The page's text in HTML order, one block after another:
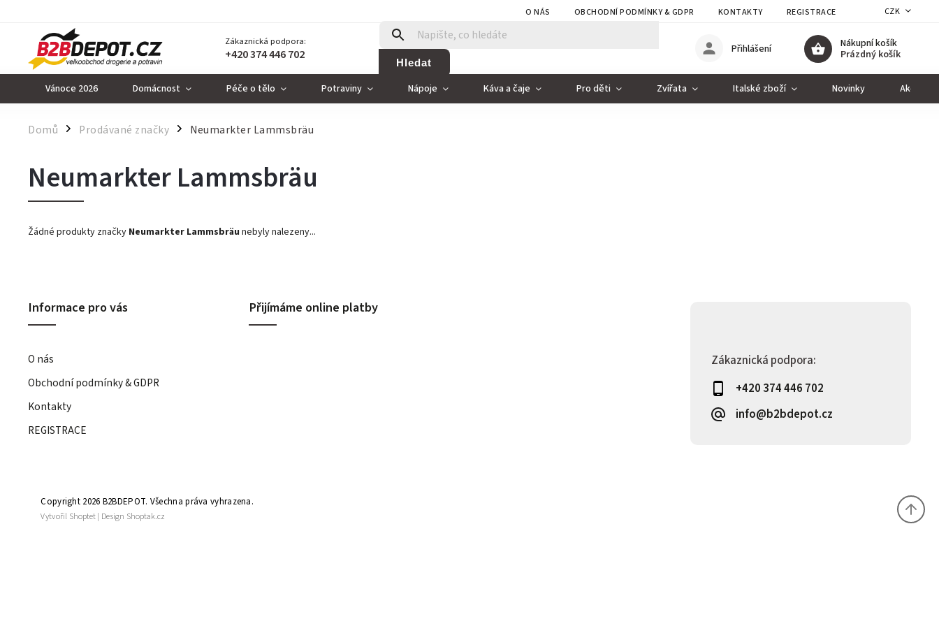
O NÁS OBCHODNÍ PODMÍNKY & GDPR KONTAKTY REGISTRACE CZK
Zákaznická podpora:
+420 374 446 702 Hledat
Nákupní košík
Prázdný košík
Přihlášení
Vánoce 2026 Domácnost Péče o tělo Potraviny Nápoje Káva a čaje Pro děti Zvířata Italské zboží Novinky Akce
Domů / Prodávané značky / Neumarkter Lammsbräu
Neumarkter Lammsbräu
Žádné produkty značky Neumarkter Lammsbräu nebyly nalezeny...
Zákaznická podpora:
+420 374 446 702
info@b2bdepot.cz
Informace pro vás
O nás
Obchodní podmínky & GDPR
Kontakty
REGISTRACE
Přijímáme online platby
Copyright 2026 B2BDEPOT. Všechna práva vyhrazena.
Vytvořil Shoptet| Design Shoptak.cz